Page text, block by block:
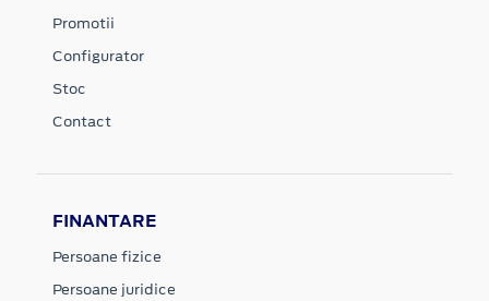
Promotii
Configurator
Stoc
Contact
FINANTARE
Persoane fizice
Persoane juridice